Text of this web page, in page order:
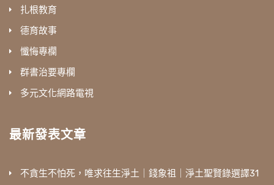
扎根教育
德育故事
懺悔專欄
群書治要專欄
多元文化網路電視
最新發表文章
不貪生不怕死，唯求往生淨土｜錢象祖｜淨土聖賢錄選譯31